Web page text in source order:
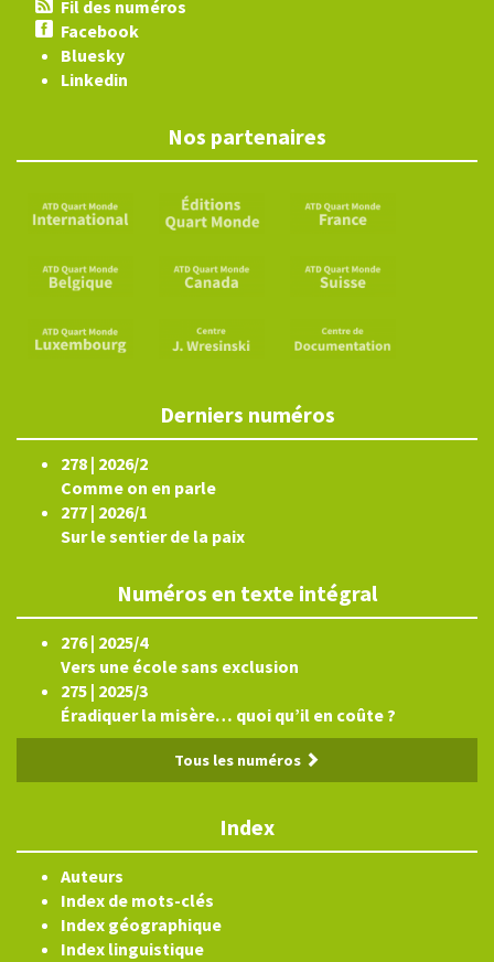
Fil des numéros
Facebook
Bluesky
Linkedin
Nos partenaires
Derniers numéros
278 | 2026/2
Comme on en parle
277 | 2026/1
Sur le sentier de la paix
Numéros en texte intégral
276 | 2025/4
Vers une école sans exclusion
275 | 2025/3
Éradiquer la misère… quoi qu’il en coûte ?
Tous les numéros
Index
Auteurs
Index de mots-clés
Index géographique
Index linguistique